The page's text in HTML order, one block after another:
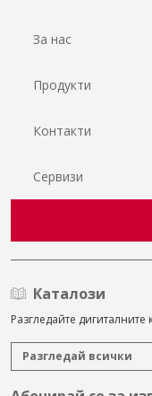
За нас
Продукти
Контакти
Сервизи
Каталози
Разгледайте
Разгледай всички